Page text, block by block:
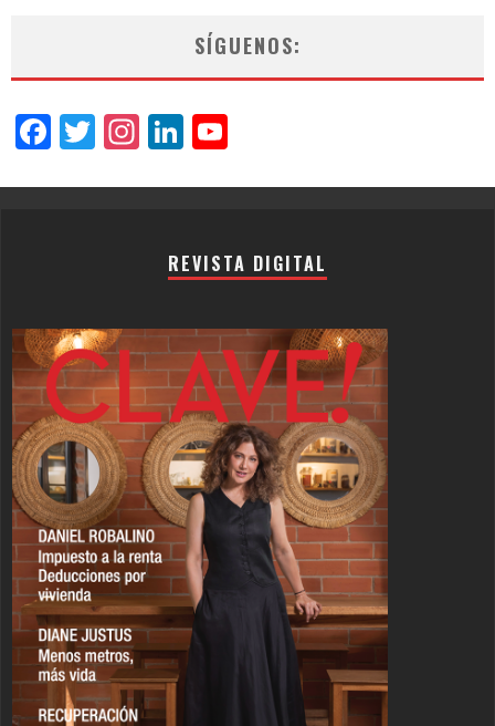
SÍGUENOS:
Facebook
Twitter
Instagram
LinkedIn
REVISTA DIGITAL